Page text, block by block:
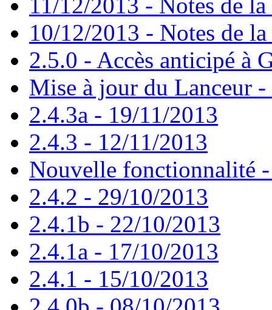
10/12/2013 - Notes de
2.5.0 - Accès anticipé à
Mise à jour du Lanceur
2.4.3a - 19/11/2013
2.4.3 - 12/11/2013
Nouvelle fonctionnalité
2.4.2 - 29/10/2013
2.4.1b - 22/10/2013
2.4.1a - 17/10/2013
2.4.1 - 15/10/2013